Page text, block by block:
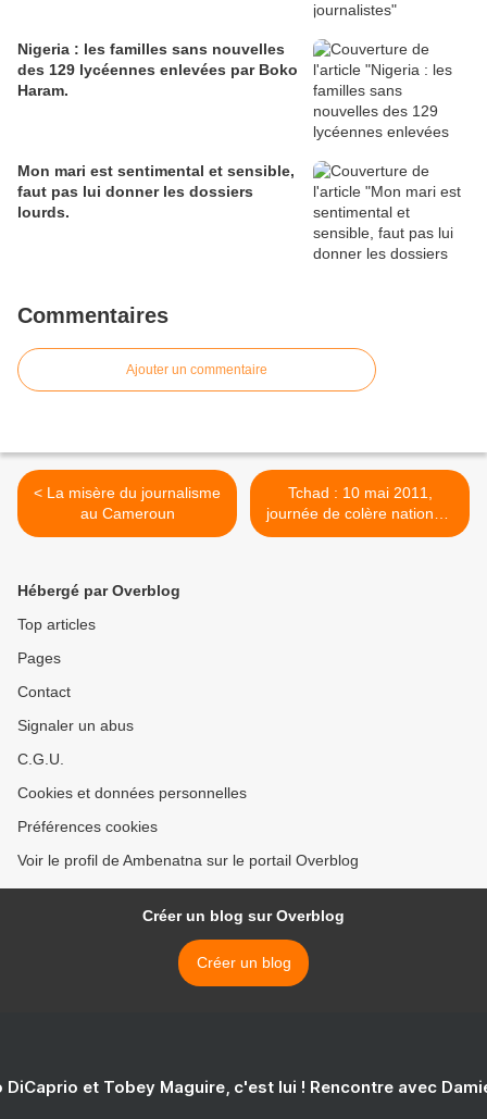
Nigeria : les familles sans nouvelles
des 129 lycéennes enlevées par Boko
Haram.
Mon mari est sentimental et sensible,
faut pas lui donner les dossiers
lourds.
Commentaires
Ajouter un commentaire
< La misère du journalisme
au Cameroun
Tchad : 10 mai 2011,
journée de colère nationale
>
Hébergé par Overblog
Top articles
Pages
Contact
Signaler un abus
C.G.U.
Cookies et données personnelles
Préférences cookies
Voir le profil de Ambenatna sur le portail Overblog
Créer un blog sur Overblog
Créer un blog
DiCaprio et Tobey Maguire, c'est lui ! Rencontre avec